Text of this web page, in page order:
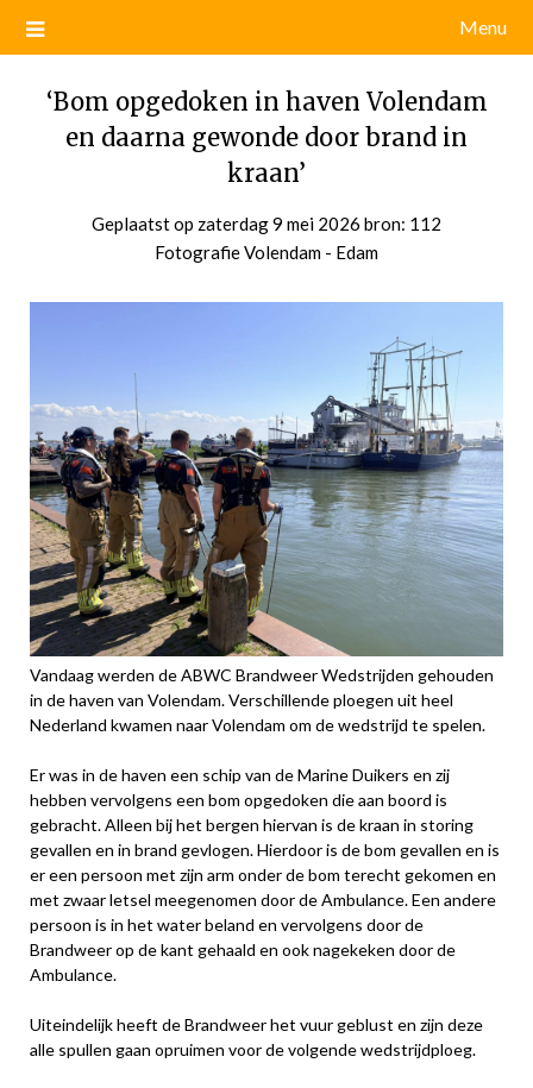
Menu
‘Bom opgedoken in haven Volendam
en daarna gewonde door brand in
kraan’
Geplaatst op zaterdag 9 mei 2026 door
admin
bron: 112
Fotografie Volendam - Edam
Vandaag werden de ABWC Brandweer Wedstrijden gehouden
in de haven van Volendam. Verschillende ploegen uit heel
Nederland kwamen naar Volendam om de wedstrijd te spelen.
Er was in de haven een schip van de Marine Duikers en zij
hebben vervolgens een bom opgedoken die aan boord is
gebracht. Alleen bij het bergen hiervan is de kraan in storing
gevallen en in brand gevlogen. Hierdoor is de bom gevallen en is
er een persoon met zijn arm onder de bom terecht gekomen en
met zwaar letsel meegenomen door de Ambulance. Een andere
persoon is in het water beland en vervolgens door de
Brandweer op de kant gehaald en ook nagekeken door de
Ambulance.
Uiteindelijk heeft de Brandweer het vuur geblust en zijn deze
alle spullen gaan opruimen voor de volgende wedstrijdploeg.